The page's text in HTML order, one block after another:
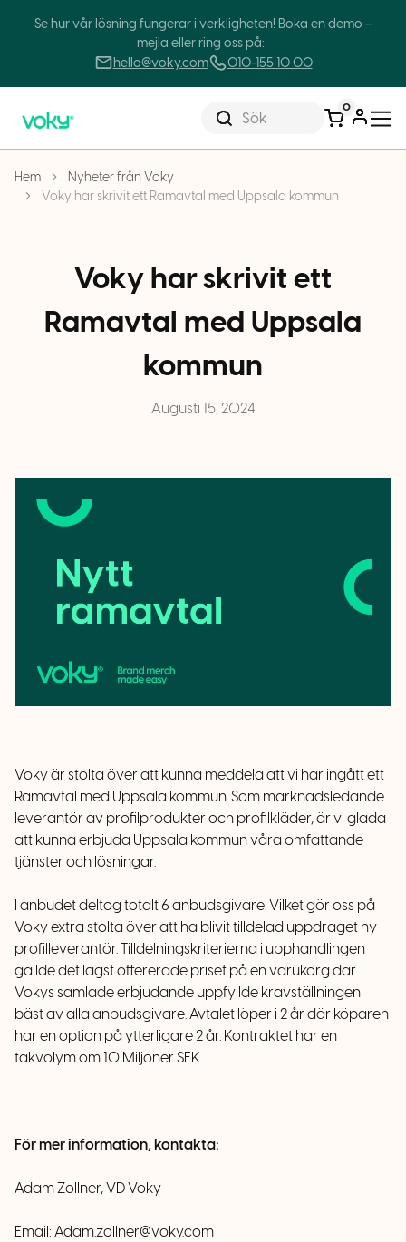
Se hur vår lösning fungerar i verkligheten! Boka en demo –
mejla eller ring oss på:
hello@voky.com
010-155 10 00
Sök
0
Hem
Nyheter från Voky
Voky har skrivit ett Ramavtal med Uppsala kommun
Voky har skrivit ett
Ramavtal med Uppsala
kommun
Augusti 15, 2024
Voky är stolta över att kunna meddela att vi har ingått ett
Ramavtal med Uppsala kommun. Som marknadsledande
leverantör av profilprodukter och profilkläder, är vi glada
att kunna erbjuda Uppsala kommun våra omfattande
tjänster och lösningar.
I anbudet deltog totalt6 anbudsgivare.Vilket gör oss på
Voky extra stolta över att ha blivit tilldelad uppdraget ny
profilleverantör.Tilldelningskriterierna i upphandlingen
gälldedet lägst offererade priset på en varukorg där
Vokys samlade erbjudande uppfyllde kravställningen
bäst av alla anbudsgivare. Avtalet löper i 2 årdär köparen
har en option på ytterligare2 år. Kontraktet har en
takvolym om 10 Miljoner SEK.
För mer information, kontakta:
Adam Zollner, VDVoky
Email: Adam.zollner@voky.com